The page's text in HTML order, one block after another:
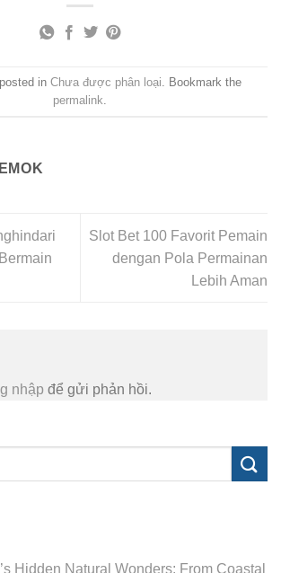
in Chưa được phân loại . Bookmark the
permalink
Slot Bet 100 Favorit Pemain
dengan Pola Permainan
Lebih Aman
nhập để gửi phản hồi.
Hidden Natural Wonders: From Coastal